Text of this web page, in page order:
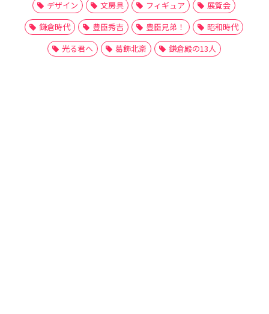
デザイン
文房具 フィギュア
展覧会
鎌倉時代
豊臣秀吉 豊臣兄弟！
昭和時代
光る君へ
葛飾北斎 鎌倉殿の13人